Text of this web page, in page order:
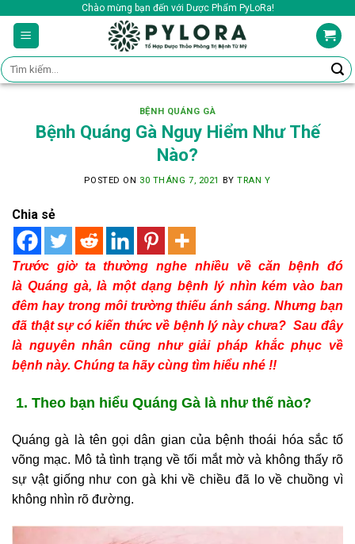
content
Chào mừng bạn đến với Dược Phẩm PyLoRa!
Tìm
kiếm:
BỆNH QUÁNG GÀ
Bệnh Quáng Gà Nguy Hiểm Như Thế
Nào?
POSTED ON 30 THÁNG 7, 2021 BYTRAN Y
Chia sẻ
Trước giờ ta thường nghe nhiều về căn bệnh đó
là Quáng gà, là một dạng bệnh lý nhìn kém vào ban
đêm hay trong môi trường thiếu ánh sáng. Nhưng bạn
đã thật sự có kiến thức về bệnh lý này chưa? Sau đây
là nguyên nhân cũng như giải pháp khắc phục về
bệnh này. Chúng ta hãy cùng tìm hiểu nhé !!
1. Theo bạn hiểu Quáng Gà là như thế nào?
Quáng gà là tên gọi dân gian của bệnh thoái hóa sắc tố
võng mạc. Mô tả tình trạng về tối mắt mờ và không thấy rõ
sự vật giống như con gà khi về chiều đã lo về chuồng vì
không nhìn rõ đường.